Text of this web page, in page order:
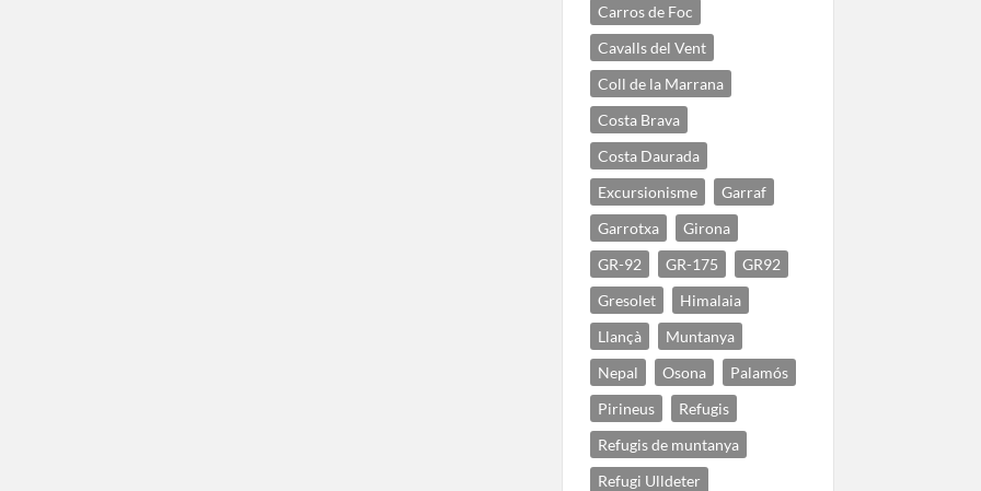
Carros de Foc
Cavalls del Vent
Coll de la Marrana
Costa Brava
Costa Daurada
Excursionisme
Garraf
Garrotxa
Girona
GR-92
GR-175
GR92
Gresolet
Himalaia
Llançà
Muntanya
Nepal
Osona
Palamós
Pirineus
Refugis
Refugis de muntanya
Refugi Ulldeter